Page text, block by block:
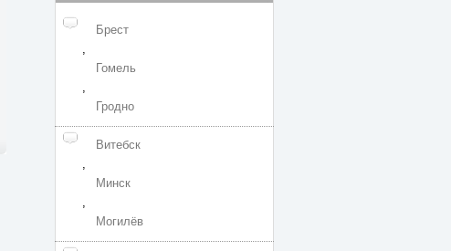
Брест
,
Гомель
,
Гродно
Витебск
,
Минск
,
Могилёв